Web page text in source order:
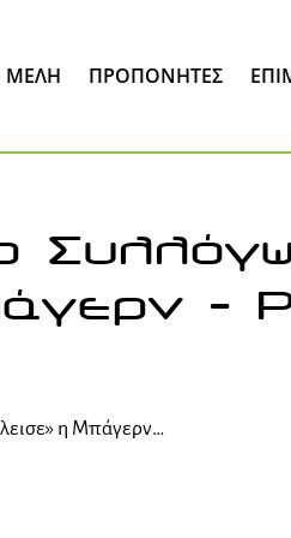
ΜΈΛΗ ΠΡΟΠΟΝΗΤΕΣ
–
η Μπάγερν…